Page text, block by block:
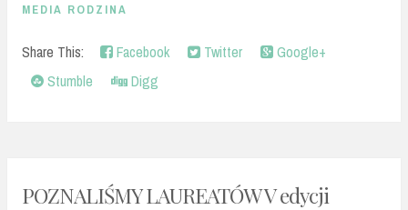
MEDIA RODZINA
Share This: Facebook Twitter
Google+
Stumble
Digg
POZNALIŚMY LAUREATÓW V edycji